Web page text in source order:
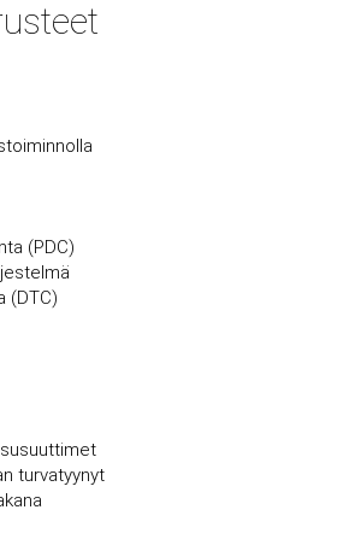
(PDC)
(DTC)
turvatyynyt